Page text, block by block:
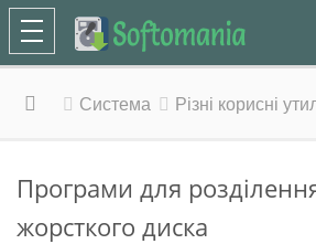
Система Різні корисні
Програми для
жорсткого диска